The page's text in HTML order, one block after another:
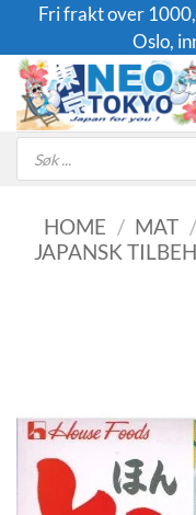
content
Fri frakt over
Oslo,
Products
search
HOME / MAT /
JAPANSK